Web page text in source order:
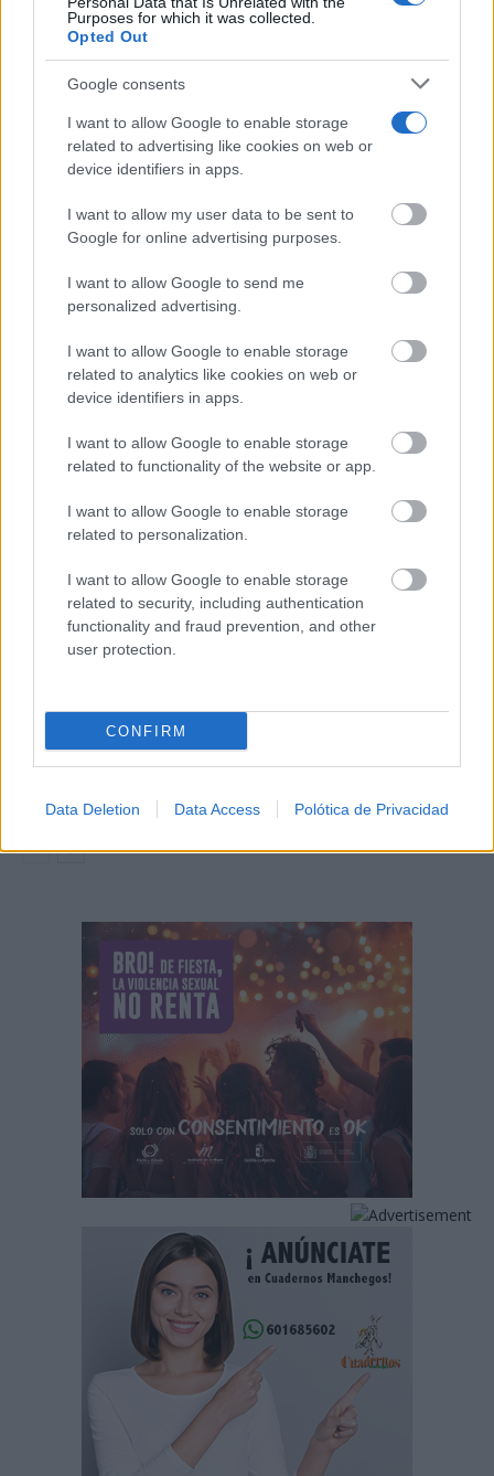
Purposes for which it was collected.
Opted Out
Google consents
I want to allow Google to enable storage
related to advertising like cookies on web or
device identifiers in apps.
I want to allow my user data to be sent to
Google for online advertising purposes.
I want to allow Google to send me
personalized advertising.
I want to allow Google to enable storage
related to analytics like cookies on web or
device identifiers in apps.
I want to allow Google to enable storage
related to functionality of the website or app.
I want to allow Google to enable storage
related to personalization.
I want to allow Google to enable storage
related to security, including authentication
functionality and fraud prevention, and other
user protection.
CONFIRM
Data Deletion Data Access Polótica de Privacidad
Corepunk MMORPG
Un verdadero MMORPG de la vieja escuela ¡Cómo los
DISCOVER WITH
Últimas noticias
Castilla-La Mancha refuerza el Estatuto del
Pequeño Municipio con las aportaciones...
08/08/2026
el eclipse solar ante la...
08/08/2026
Castilla-La Mancha refuerza la inclusión del
08/08/2026
Castilla-La Mancha refuerza la sanidad por
el eclipse solar ante la...
Castilla-La Mancha refuerza la protección
del carnaval con cinco declaraciones
08/08/2026